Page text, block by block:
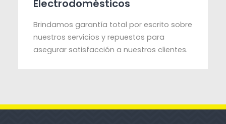
Electrodomésticos
Brindamos garantía total por escrito sobre
nuestros servicios y repuestos para
asegurar satisfacción a nuestros clientes.